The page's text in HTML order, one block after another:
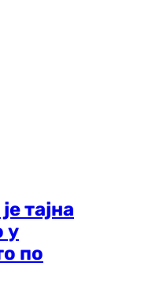
тајна
у
по